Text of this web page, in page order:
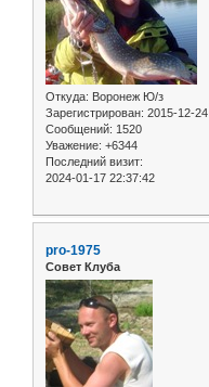
Откуда: Воронеж Ю/з
Зарегистрирован: 2015-12-24
Сообщений: 1520
Уважение: +6344
Последний визит:
2024-01-17 22:37:42
pro-1975
Совет Клуба